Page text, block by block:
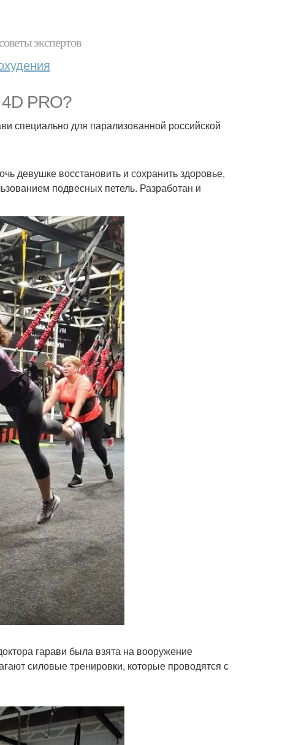
экспертов
PRO?
специально для парализованной российской
девушке восстановить и сохранить здоровье,
подвесных петель. Разработан и
гарави была взята на вооружение
силовые тренировки, которые проводятся с